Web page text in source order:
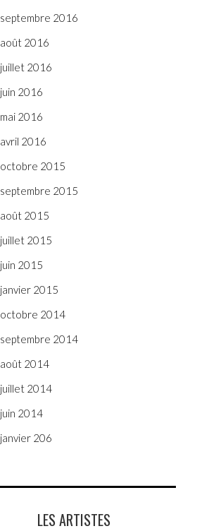
septembre 2016
août 2016
juillet 2016
juin 2016
mai 2016
avril 2016
octobre 2015
septembre 2015
août 2015
juillet 2015
juin 2015
janvier 2015
octobre 2014
septembre 2014
août 2014
juillet 2014
juin 2014
janvier 206
LES ARTISTES